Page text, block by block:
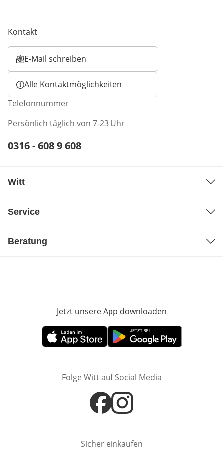
Kontakt
E-Mail schreiben
Öffnet E-Mail-Client
Alle Kontaktmöglichkeiten
Telefonnummer
Persönlich täglich von 7-23 Uhr
Telefonnummer:
0316 - 608 9 608
Witt
Service
Beratung
Jetzt unsere App downloaden
Öffnet in neuem FensterÖffnet in neuem Fenster
Folge Witt auf Social Media
Öffnet in neuem Fenster
Öffnet in neuem Fenster
Sicher einkaufen